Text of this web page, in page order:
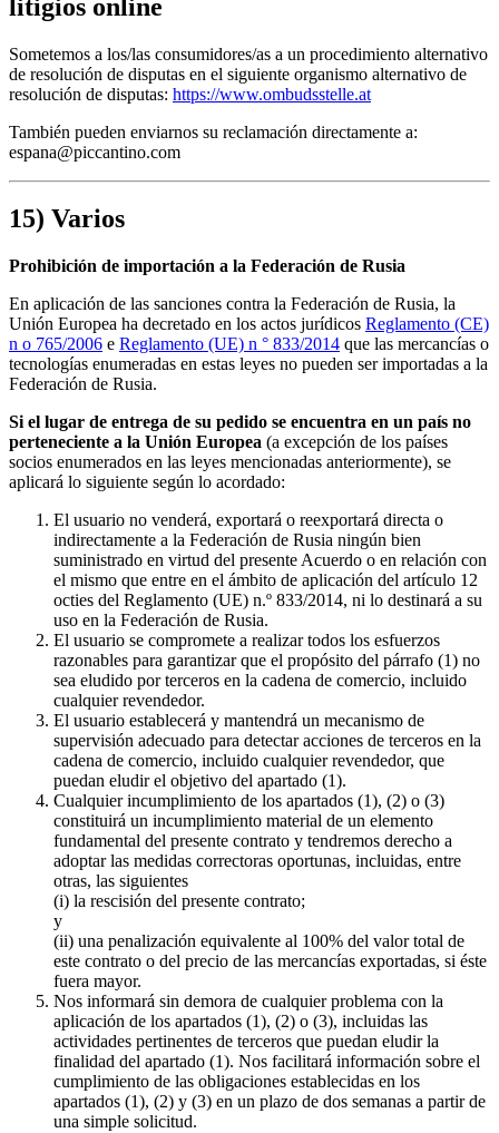
litigios online
Sometemos a los/las consumidores/as a un procedimiento alternativo
de resolución de disputas en el siguiente organismo alternativo de
resolución de disputas: https://www.ombudsstelle.at
También pueden enviarnos su reclamación directamente a:
espana@piccantino.com
15) Varios
Prohibición de importación a la Federación de Rusia
En aplicación de las sanciones contra la Federación de Rusia, la
Unión Europea ha decretado en los actos jurídicos Reglamento (CE)
n o 765/2006 e Reglamento (UE) n ° 833/2014 que las mercancías o
tecnologías enumeradas en estas leyes no pueden ser importadas a la
Federación de Rusia.
Si el lugar de entrega de su pedido se encuentra en un país no
perteneciente a la Unión Europea (a excepción de los países
socios enumerados en las leyes mencionadas anteriormente), se
aplicará lo siguiente según lo acordado:
El usuario no venderá, exportará o reexportará directa o
indirectamente a la Federación de Rusia ningún bien
suministrado en virtud del presente Acuerdo o en relación con
el mismo que entre en el ámbito de aplicación del artículo 12
octies del Reglamento (UE) n.º 833/2014, ni lo destinará a su
uso en la Federación de Rusia.
El usuario se compromete a realizar todos los esfuerzos
razonables para garantizar que el propósito del párrafo (1) no
sea eludido por terceros en la cadena de comercio, incluido
cualquier revendedor.
El usuario establecerá y mantendrá un mecanismo de
supervisión adecuado para detectar acciones de terceros en la
cadena de comercio, incluido cualquier revendedor, que
puedan eludir el objetivo del apartado (1).
Cualquier incumplimiento de los apartados (1), (2) o (3)
constituirá un incumplimiento material de un elemento
fundamental del presente contrato y tendremos derecho a
adoptar las medidas correctoras oportunas, incluidas, entre
otras, las siguientes
(i) la rescisión del presente contrato;
y
(ii) una penalización equivalente al 100% del valor total de
este contrato o del precio de las mercancías exportadas, si éste
fuera mayor.
Nos informará sin demora de cualquier problema con la
aplicación de los apartados (1), (2) o (3), incluidas las
actividades pertinentes de terceros que puedan eludir la
finalidad del apartado (1). Nos facilitará información sobre el
cumplimiento de las obligaciones establecidas en los
apartados (1), (2) y (3) en un plazo de dos semanas a partir de
una simple solicitud.